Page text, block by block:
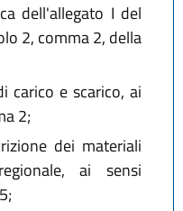
dell'allegato I del
2, comma 2, della
carico e scarico, ai
2;
dei materiali
ai sensi